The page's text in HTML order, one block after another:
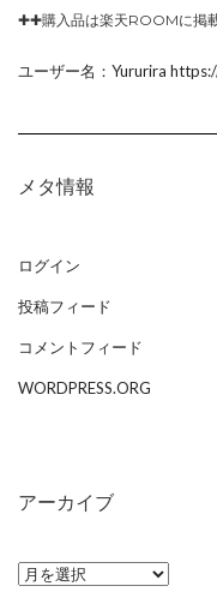
✚✚購入品は楽天ROOMに掲
ユーザー名：Yururira
メタ情報
ログイン
投稿フィード
コメントフィード
WORDPRESS.ORG
アーカイブ
ア